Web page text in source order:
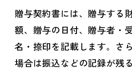
贈与契約書には、贈与する
額、贈与の日付、贈与者・
名・捺印を記載します。さ
場合は振込などの記録が残